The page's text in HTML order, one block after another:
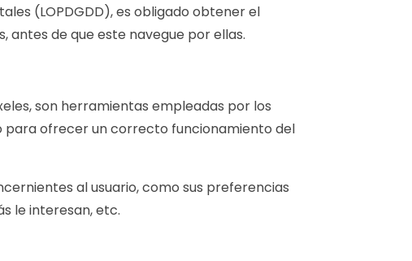
(LOPDGDD), es obligado obtener el
antes de que este navegue por ellas.
son herramientas empleadas por los
para ofrecer un correcto funcionamiento del
al usuario, como sus preferencias
le interesan, etc.